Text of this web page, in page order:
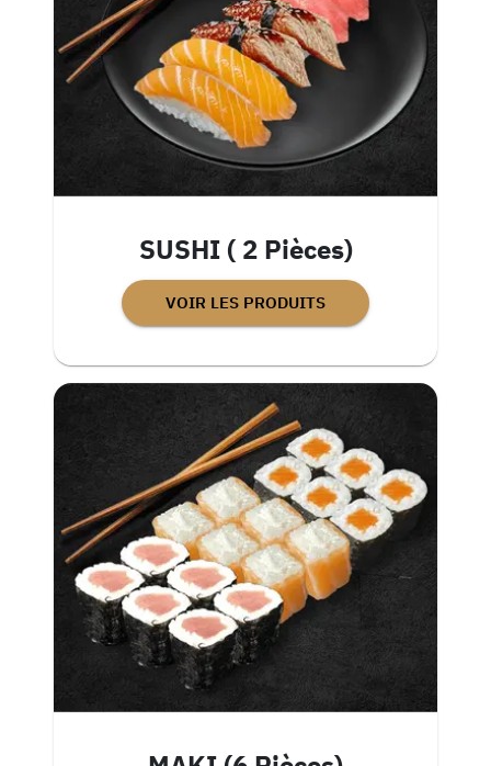
SUSHI ( 2 Pièces)
VOIR LES PRODUITS